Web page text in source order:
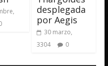
desplegada
por Aegis
30 marzo,
3304
0